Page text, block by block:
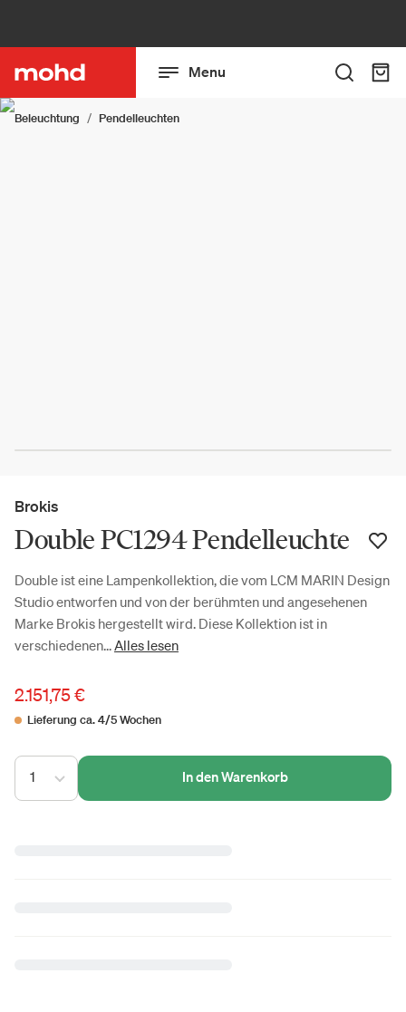
Menu
Beleuchtung Pendelleuchten
Brokis
Double PC1294 Pendelleuchte
Double ist eine Lampenkollektion, die vom LCM MARIN Design
Studio entworfen und von der berühmten und angesehenen
Marke Brokis hergestellt wird. Diese Kollektion ist in
verschiedenen...Alles lesen
2.151,75 €
Lieferung ca. 4/5 Wochen
1 In den Warenkorb